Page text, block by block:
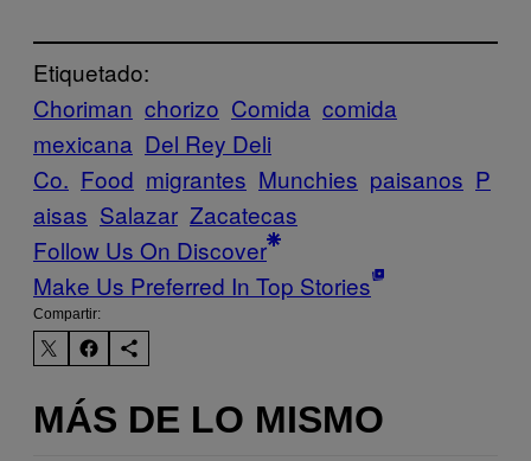
Etiquetado:
Choriman chorizo Comida comida
mexicana Del Rey Deli
Co. Food migrantes Munchies paisanos P
aisas Salazar Zacatecas
Follow Us On Discover
Make Us Preferred In Top Stories
Compartir:
MÁS DE LO MISMO